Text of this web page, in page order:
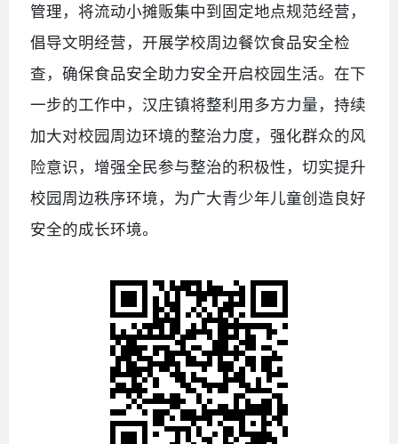
管理，将流动小摊贩集中到固定地点规范经营，
倡导文明经营，开展学校周边餐饮食品安全检
查，确保食品安全助力安全开启校园生活。在下
一步的工作中，汉庄镇将整利用多方力量，持续
加大对校园周边环境的整治力度，强化群众的风
险意识，增强全民参与整治的积极性，切实提升
校园周边秩序环境，为广大青少年儿童创造良好
安全的成长环境。